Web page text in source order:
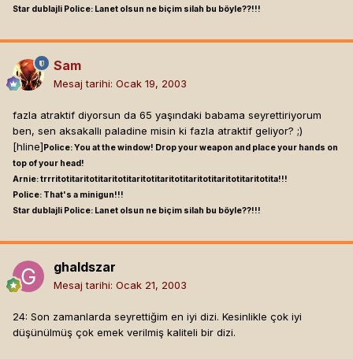
Star dublajli Police: Lanet olsun ne biçim silah bu böyle??!!!
Sam
Mesaj tarihi: Ocak 19, 2003
fazla atraktif diyorsun da 65 yaşındaki babama seyrettiriyorum
ben, sen aksakallı paladine misin ki fazla atraktif geliyor? ;)
[hline] Police: You at the window! Drop your weapon and place your hands on
top of your head!
Arnie: trrritotitaritotitaritotitaritotitaritotitaritotitaritotitaritotita!!!
Police: That's a minigun!!!
Star dublajli Police: Lanet olsun ne biçim silah bu böyle??!!!
ghaldszar
Mesaj tarihi: Ocak 21, 2003
24: Son zamanlarda seyrettiğim en iyi dizi. Kesinlikle çok iyi
düşünülmüş çok emek verilmiş kaliteli bir dizi.